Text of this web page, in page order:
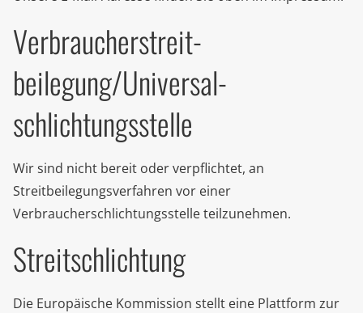
Verbraucher­streit­
beilegung/Universal­
schlichtungs­stelle
Wir sind nicht bereit oder verpflichtet, an
Streitbeilegungsverfahren vor einer
Verbraucherschlichtungsstelle teilzunehmen.
Streitschlichtung
Die Europäische Kommission stellt eine Plattform zur